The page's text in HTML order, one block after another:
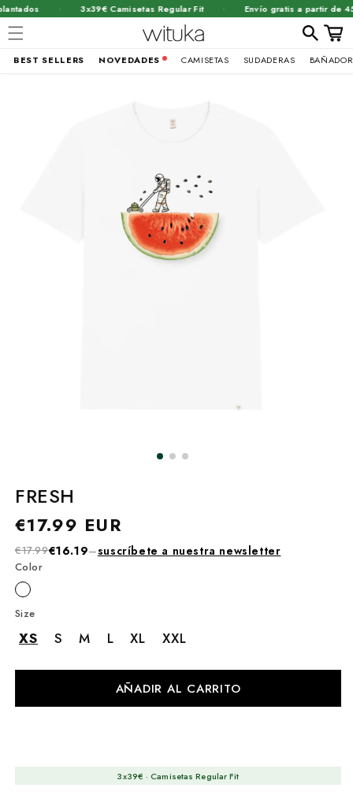
3x39€ Camisetas Regular Fit Envío gratis a partir de 45€
BEST SELLERS NOVEDADES CAMISETAS SUDADERAS
FRESH
Precio
€17.99 EUR
€17.99€16.19–suscríbete a nuestra newsletter
Size
XS S M L XL XXL
Color
AÑADIR AL CARRITO
3x39€ · Camisetas Regular Fit